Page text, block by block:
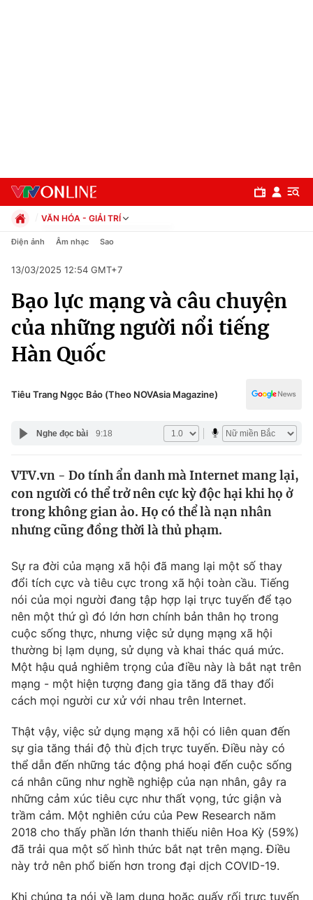
Chuyên mục
Chính trị
Xã hội
Pháp luật
Y tế
Thế giới
Tin tức
Thế giới đó đây
Câu chuyện quốc tế
Kinh tế
Thị trường
Góc doanh nghiệp
Dữ liệu và đời sống
Truyền hình
Phim VTV
Hậu trường
Nhân vật
Giải sao mai
Giải trí
Điện ảnh
Âm nhạc
Sao
Đời sống
Làm đẹp
Chất lượng cuộc sống
Giáo dục
Tuyển sinh
Học trực tuyến
Công nghệ
Hitech Công nghệ tương lai
Sản phẩm
Thị trường
Giao lưu trực tuyến
Lịch phát sóng
Chuyên mục khác
VĂN HÓA - GIẢI TRÍ
Chính trị
Pháp luật
Kinh tế
Thể thao
Truyền hình
Văn hóa - Giải trí
Y tế
Công nghệ
Điện ảnh Âm nhạc Sao
13/03/2025 12:54 GMT+7
Bạo lực mạng và câu chuyện
của những người nổi tiếng
Hàn Quốc
Tiêu Trang Ngọc Bảo (Theo NOVAsia Magazine)
Nghe đọc bài 9:18
VTV.vn - Do tính ẩn danh mà Internet mang lại,
con người có thể trở nên cực kỳ độc hại khi họ ở
trong không gian ảo. Họ có thể là nạn nhân
nhưng cũng đồng thời là thủ phạm.
Sự ra đời của mạng xã hội đã mang lại một số thay
đổi tích cực và tiêu cực trong xã hội toàn cầu. Tiếng
nói của mọi người đang tập hợp lại trực tuyến để tạo
nên một thứ gì đó lớn hơn chính bản thân họ trong
cuộc sống thực, nhưng việc sử dụng mạng xã hội
thường bị lạm dụng, sử dụng và khai thác quá mức.
Một hậu quả nghiêm trọng của điều này là bắt nạt trên
mạng - một hiện tượng đang gia tăng đã thay đổi
cách mọi người cư xử với nhau trên Internet.
Thật vậy, việc sử dụng mạng xã hội có liên quan đến
sự gia tăng thái độ thù địch trực tuyến. Điều này có
thể dẫn đến những tác động phá hoại đến cuộc sống
cá nhân cũng như nghề nghiệp của nạn nhân, gây ra
những cảm xúc tiêu cực như thất vọng, tức giận và
trầm cảm. Một nghiên cứu của Pew Research năm
2018 cho thấy phần lớn thanh thiếu niên Hoa Kỳ (59%)
đã trải qua một số hình thức bắt nạt trên mạng. Điều
này trở nên phổ biến hơn trong đại dịch COVID-19.
Khi chúng ta nói về lạm dụng hoặc quấy rối trực tuyến